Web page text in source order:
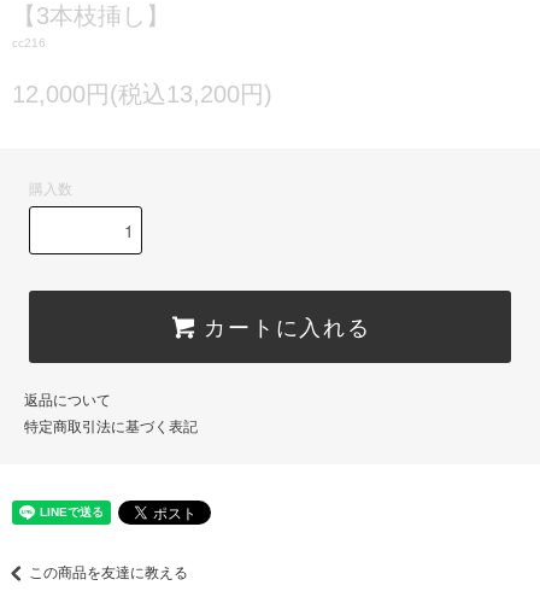
【3本枝挿し】
cc216
12,000円(税込13,200円)
購入数
カートに入れる
返品について
特定商取引法に基づく表記
この商品を友達に教える